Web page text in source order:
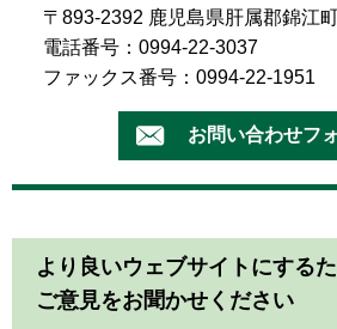
〒893-2392 鹿児島県肝属郡錦江
電話番号：0994-22-3037
ファックス番号：0994-22-1951
より良いウェブサイトにする
ご意見をお聞かせください